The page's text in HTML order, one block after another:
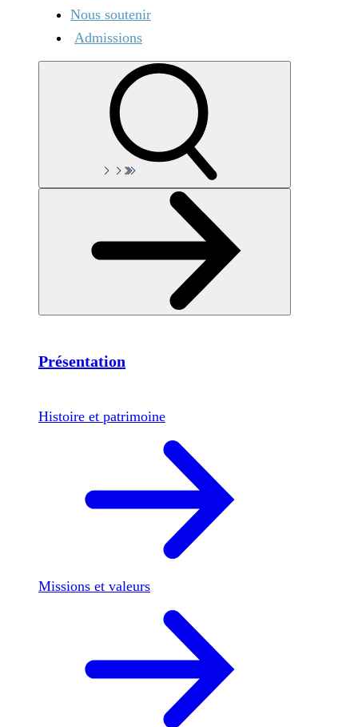
Nous soutenir
Admissions
Présentation
Histoire et patrimoine
Missions et valeurs